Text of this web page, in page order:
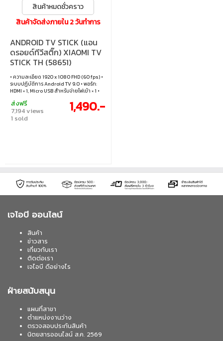
สินค้าหมดชั่วคราว
สินค้าจัดส่งภายใน 2 วันทำการ
ANDROID TV STICK (แอน
ดรอยด์ทีวีสติ๊ก) XIAOMI TV
STICK TH (58651)
• ความละเอียด 1920 x 1080 FHD (60 fps) •
ระบบปฏิบัติการ Android TV 9.0 • พอร์ท:
HDMI × 1, Micro USB สำหรับจ่ายไฟเข้า × 1 •
บลูทูธ 4.2
ส่งฟรี
7,194 views
1 sold
1,490.-
เจไอบี ออนไลน์
สินค้า
ข่าวสาร
เกี่ยวกับเรา
ติดต่อเรา
เจไอบี ดีอย่างไร
ฝ่ายสนับสนุน
แผนที่สาขา
ตำแหน่งงานว่าง
ตรวจสอบประกันสินค้า
นิตยสารออนไลน์ ส.ค. 2569